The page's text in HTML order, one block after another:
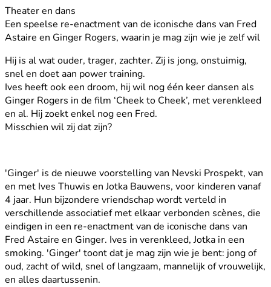
Theater en dans
Een speelse re-enactment van de iconische dans van Fred
Astaire en Ginger Rogers, waarin je mag zijn wie je zelf wil
Hij is al wat ouder, trager, zachter. Zij is jong, onstuimig,
snel en doet aan power training.
Ives heeft ook een droom, hij wil nog één keer dansen als
Ginger Rogers in de film ‘Cheek to Cheek’, met verenkleed
en al. Hij zoekt enkel nog een Fred.
Misschien wil zij dat zijn?
'Ginger' is de nieuwe voorstelling van Nevski Prospekt, van
en met Ives Thuwis en Jotka Bauwens, voor kinderen vanaf
4 jaar. Hun bijzondere vriendschap wordt verteld in
verschillende associatief met elkaar verbonden scènes, die
eindigen in een re-enactment van de iconische dans van
Fred Astaire en Ginger. Ives in verenkleed, Jotka in een
smoking. 'Ginger' toont dat je mag zijn wie je bent: jong of
oud, zacht of wild, snel of langzaam, mannelijk of vrouwelijk,
en alles daartussenin.